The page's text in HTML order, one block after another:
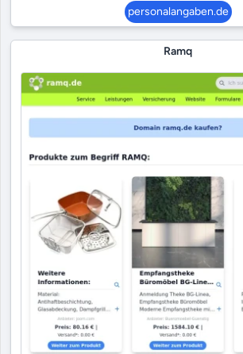
personalangaben.de
Ramq